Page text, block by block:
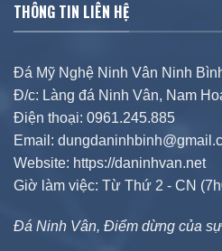
THÔNG TIN LIÊN HỆ
Đá Mỹ Nghệ Ninh Vân Ninh
Đ/c: Làng đá Ninh Vân, Nam
Điện thoại: 0961.245.885
Email:
Website: https://daninhvan.net
Giờ làm việc: Từ Thứ 2 - CN
Đá Ninh Vân, Điểm dừng của